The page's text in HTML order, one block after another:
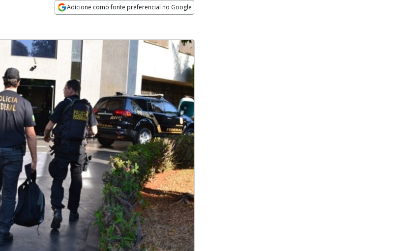
Adicione como fonte preferencial no Google